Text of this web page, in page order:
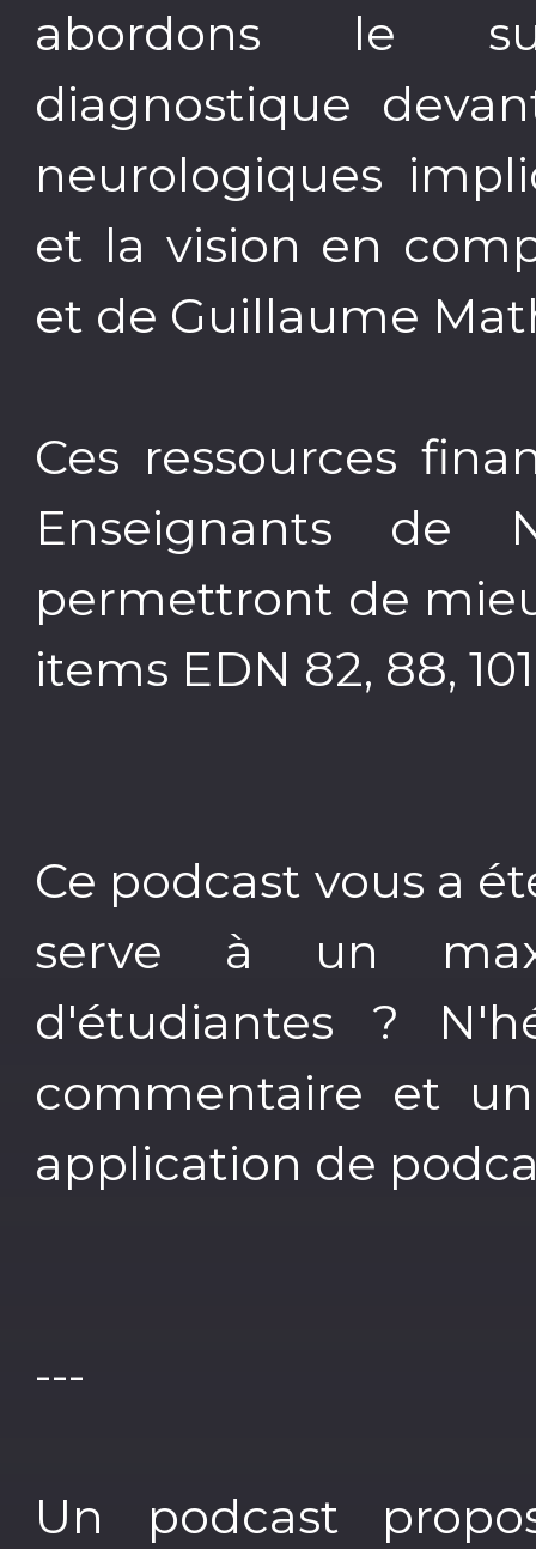
abordons le
diagnostique
neurologiques
et la vision en
et de Guillaume
Ces ressources
Enseignants de
permettront de
items EDN 82, 88,
Ce podcast vous a
serve à un
d'étudiantes ?
commentaire et
application de
---
Un podcast